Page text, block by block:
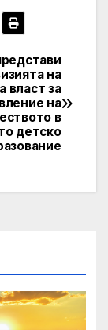
на
власт за
на
в
детско